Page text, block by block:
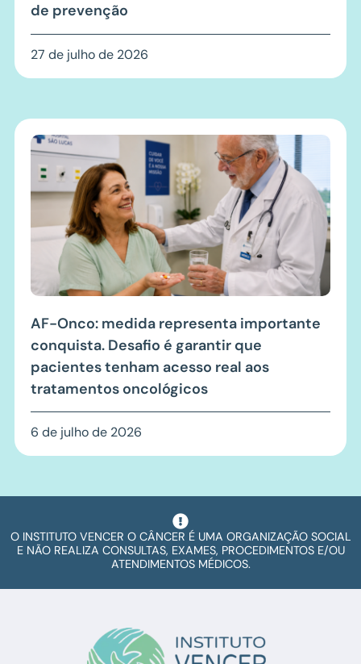
de prevenção
27 de julho de 2026
AF-Onco: medida representa importante
conquista. Desafio é garantir que
pacientes tenham acesso real aos
tratamentos oncológicos
6 de julho de 2026
O INSTITUTO VENCER O CÂNCER É UMA ORGANIZAÇÃO SOCIAL
E NÃO REALIZA CONSULTAS, EXAMES, PROCEDIMENTOS E/OU
ATENDIMENTOS MÉDICOS.